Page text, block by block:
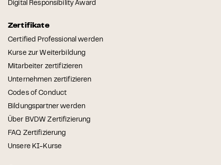
Digital Responsibility Award
Zertifikate
Certified Professional werden
Kurse zur Weiterbildung
Mitarbeiter zertifizieren
Unternehmen zertifizieren
Codes of Conduct
Bildungspartner werden
Über BVDW Zertifizierung
FAQ Zertifizierung
Unsere KI-Kurse